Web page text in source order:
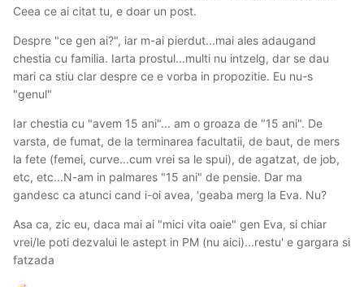
Ceea ce ai citat tu, e doar un post.
Despre "ce gen ai?", iar m-ai pierdut...mai ales adaugand
chestia cu familia. Iarta prostul...multi nu intzelg, dar se dau
mari ca stiu clar despre ce e vorba in propozitie. Eu nu-s
"genul"
Iar chestia cu "avem 15 ani"... am o groaza de "15 ani". De
varsta, de fumat, de la terminarea facultatii, de baut, de mers
la fete (femei, curve...cum vrei sa le spui), de agatzat, de job,
etc, etc...N-am in palmares "15 ani" de pensie. Dar ma
gandesc ca atunci cand i-oi avea, 'geaba merg la Eva. Nu?
Asa ca, zic eu, daca mai ai "mici vita oaie" gen Eva, si chiar
vrei/le poti dezvalui le astept in PM (nu aici)...restu' e gargara si
fatzada